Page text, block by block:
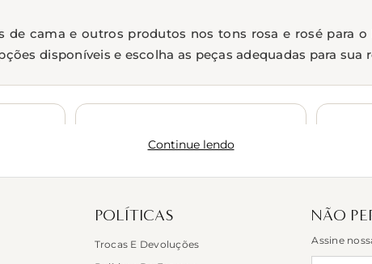
de cama e outros produtos nos tons rosa e rosé para o
disponíveis e escolha as peças adequadas para sua
Jogos de toalha
Toalhas de praia
Continue lendo
POLÍTICAS
Trocas E Devoluções
NÃO
Assine